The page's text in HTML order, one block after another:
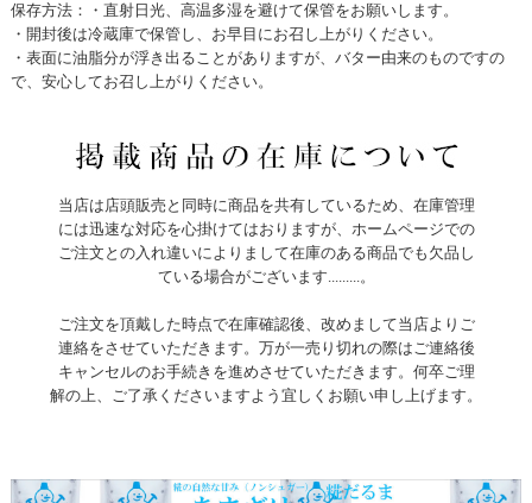
保存方法：・直射日光、高温多湿を避けて保管をお願いします。
・開封後は冷蔵庫で保管し、お早目にお召し上がりください。
・表面に油脂分が浮き出ることがありますが、バター由来のものですの
で、安心してお召し上がりください。
当店は店頭販売と同時に商品を共有しているため、在庫管理
には迅速な対応を心掛けてはおりますが、ホームページでの
ご注文との入れ違いによりまして在庫のある商品でも欠品し
ている場合がございます.........。
ご注文を頂戴した時点で在庫確認後、改めまして当店よりご
連絡をさせていただきます。万が一売り切れの際はご連絡後
キャンセルのお手続きを進めさせていただきます。何卒ご理
解の上、ご了承くださいますよう宜しくお願い申し上げます。